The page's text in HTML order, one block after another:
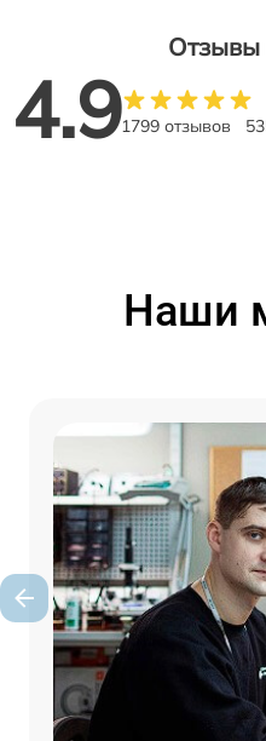
Отзывы
4.91799 отзывов
Наши